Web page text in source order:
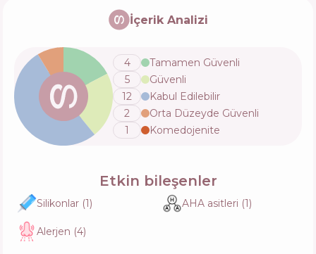
Shampoo
Garnier Fructis Dry Shampoo Coco Water
İçerik
Aktifler
Fonksiyonlar
İçerik Analizi
4
Tamamen Güvenli
5
Güvenli
12
Kabul Edilebilir
2
Orta Düzeyde Güvenli
1
Komedojenite
Etkin bileşenler
Silikonlar (1) AHA asitleri (1)
Alerjen (4)